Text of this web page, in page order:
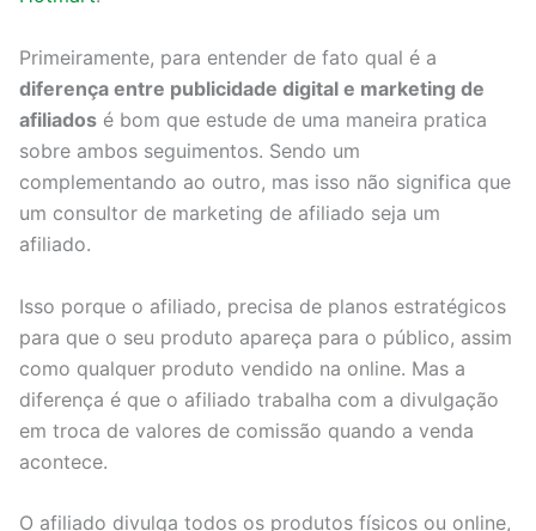
Primeiramente, para entender de fato qual é a
diferença entre publicidade digital e marketing de
afiliados é bom que estude de uma maneira pratica
sobre ambos seguimentos. Sendo um
complementando ao outro, mas isso não significa que
um consultor de marketing de afiliado seja um
afiliado.
Isso porque o afiliado, precisa de planos estratégicos
para que o seu produto apareça para o público, assim
como qualquer produto vendido na online. Mas a
diferença é que o afiliado trabalha com a divulgação
em troca de valores de comissão quando a venda
acontece.
O afiliado divulga todos os produtos físicos ou online,